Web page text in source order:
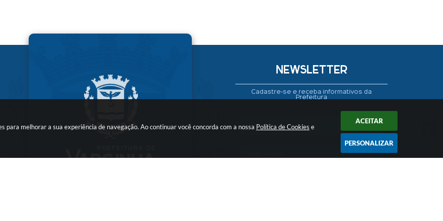
para melhorar a sua experiência de navegação. Ao continuar você concorda com a nossa Política de Cookies e
ACEITAR
PERSONALIZAR
NEWSLETTER
Cadastre-se e receba informativos da
Prefeitura